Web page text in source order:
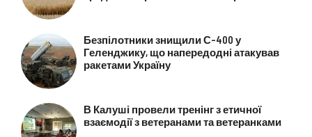
Безпілотники знищили С-400 у
Геленджику, що напередодні атакував
ракетами Україну
В Калуші провели тренінг з етичної
взаємодії з ветеранами та ветеранками